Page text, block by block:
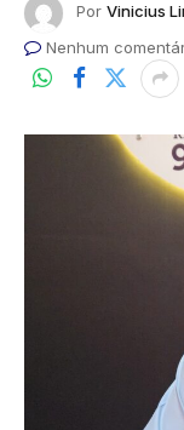
Por Vinicius
Nenhum